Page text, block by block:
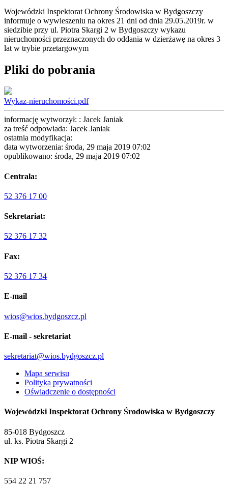
Wojewódzki Inspektorat Ochrony Środowiska w Bydgoszczy
informuje o wywieszeniu na okres 21 dni od dnia 29.05.2019r. w
siedzibie przy ul. Piotra Skargi 2 w Bydgoszczy wykazu
nieruchomości przeznaczonych do oddania w dzierżawę na okres 3
lat w trybie przetargowym
Pliki do pobrania
Wykaz-nieruchomości.pdf
informację wytworzył: : Jacek Janiak
za treść odpowiada: Jacek Janiak
ostatnia modyfikacja:
data wytworzenia: środa, 29 maja 2019 07:02
opublikowano: środa, 29 maja 2019 07:02
Centrala:
52 376 17 00
Sekretariat:
52 376 17 32
Fax:
52 376 17 34
E-mail
wios@wios.bydgoszcz.pl
E-mail - sekretariat
sekretariat@wios.bydgoszcz.pl
Mapa serwisu
Polityka prywatności
Oświadczenie o dostępności
Wojewódzki Inspektorat Ochrony Środowiska w Bydgoszczy
85-018 Bydgoszcz
ul. ks. Piotra Skargi 2
NIP WIOŚ:
554 22 21 757